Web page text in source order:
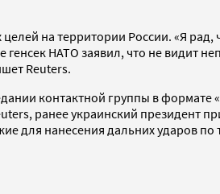
на территории России. «Я
НАТО заявил, что не видит
Reuters.
контактной группы в формате
ранее украинский президент
для нанесения дальних ударов по